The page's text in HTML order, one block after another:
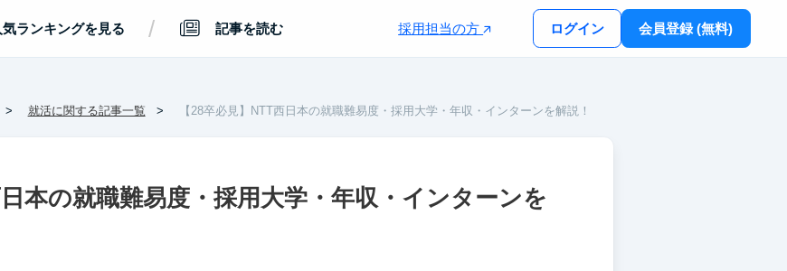
気ランキングを見る / 記事を読む 採用担当の方 ログイン 会員登録 (無料)
就活に関する記事一覧 【28卒必見】NTT西日本の就職難易度・採用大学・年収・インターンを解説！
日本の就職難易度・採用大学・年収・インターンを